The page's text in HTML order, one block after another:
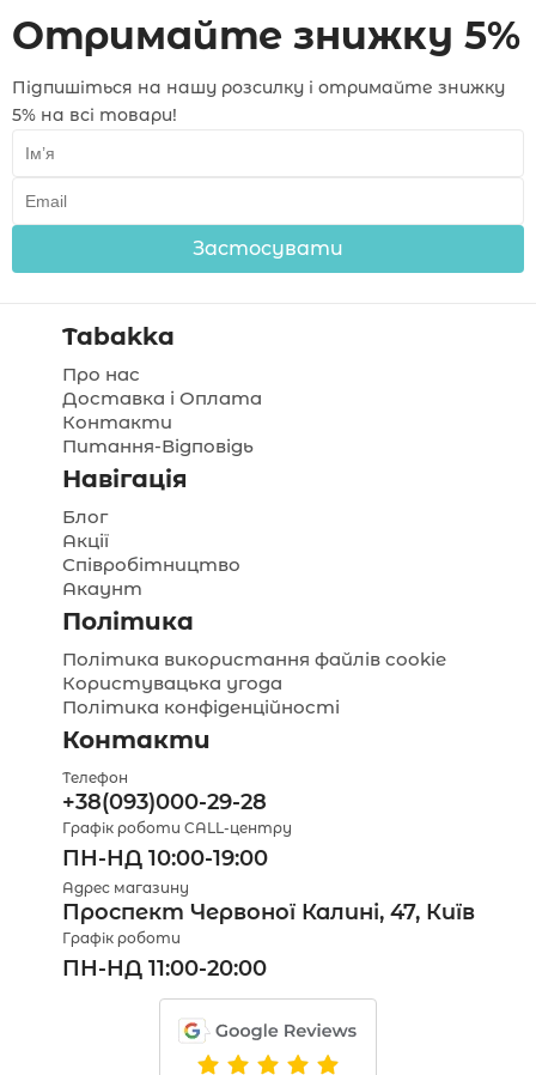
Отримайте знижку 5%
Підпишіться на нашу розсилку і отримайте знижку
5% на всі товари!
Застосувати
Tabakka
Про нас
Доставка і Оплата
Контакти
Питання-Відповідь
Навігація
Блог
Акції
Співробітництво
Акаунт
Політика
Політика використання файлів cookie
Користувацька угода
Політика конфіденційності
Контакти
Телефон
+38(093)000-29-28
Графік роботи CALL-центру
ПН-НД 10:00-19:00
Адрес магазину
Проспект Червоної Калині, 47, Київ
Графік роботи
ПН-НД 11:00-20:00